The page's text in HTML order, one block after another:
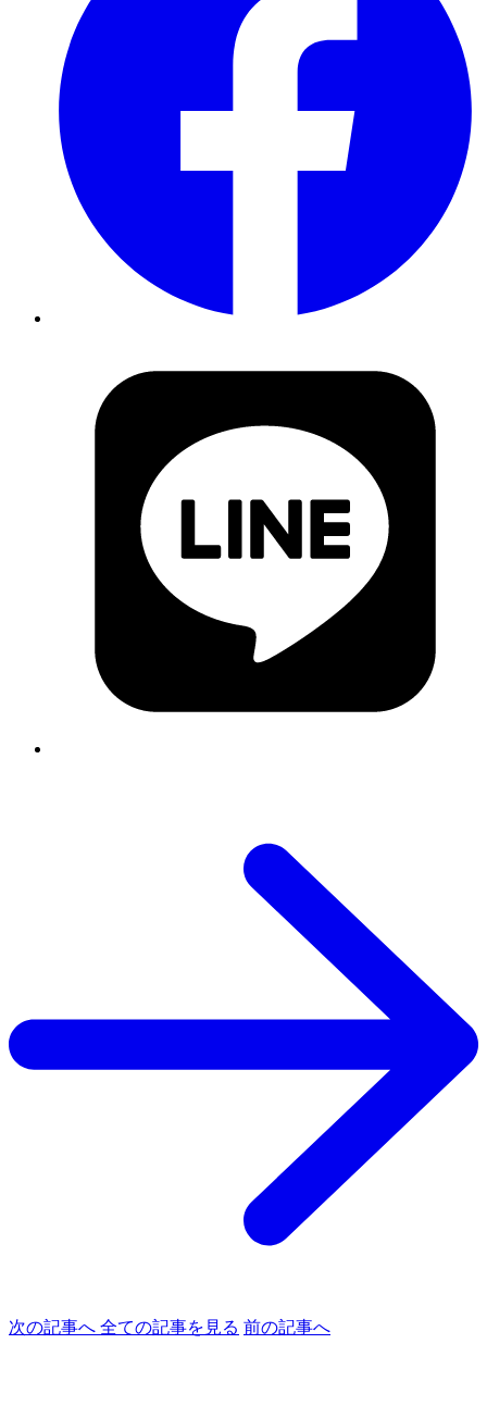
次の記事へ 全ての記事を見る 前の記事へ